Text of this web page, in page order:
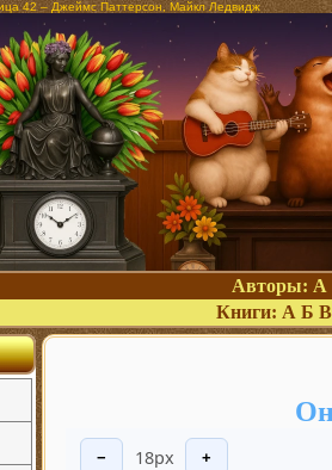
42 – Джеймс Паттерсон, Майкл Ледвидж
Авторы: А
Книги: А Б В
− 18px +